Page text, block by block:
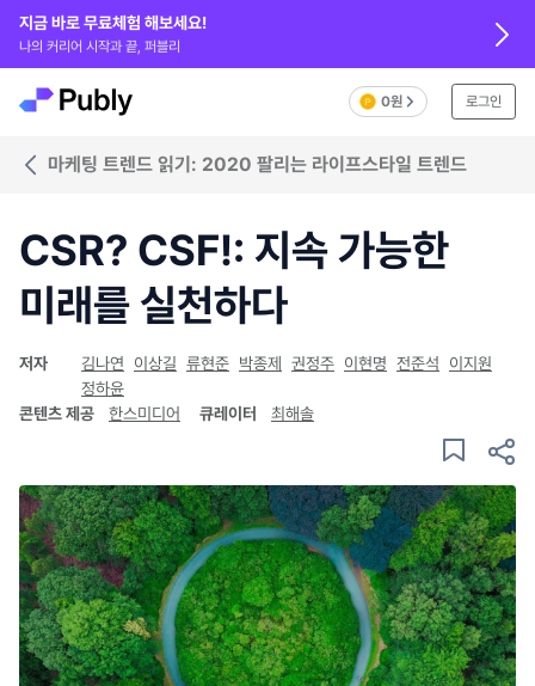
지금 바로 무료체험 해보세요!
나의 커리어 시작과 끝, 퍼블리
0원 로그인
마케팅 트렌드 읽기: 2020 팔리는 라이프스타일 트렌드
CSR? CSF!: 지속 가능한
미래를 실천하다
저자 김나연 이상길 류현준 박종제 권정주 이현명 전준석
이지원
정하윤
콘텐츠 제공
한스미디어 큐레이터 최해솔